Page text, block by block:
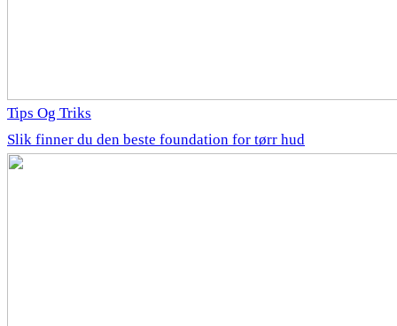
Tips Og Triks
Slik finner du den beste foundation for tørr hud